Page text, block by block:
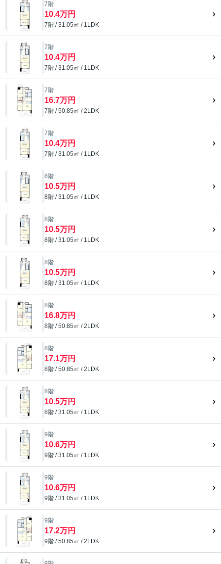
7階
10.4万円
7階 / 31.05㎡ / 1LDK
7階
10.4万円
7階 / 31.05㎡ / 1LDK
7階
16.7万円
7階 / 50.85㎡ / 2LDK
7階
10.4万円
7階 / 31.05㎡ / 1LDK
8階
10.5万円
8階 / 31.05㎡ / 1LDK
8階
10.5万円
8階 / 31.05㎡ / 1LDK
8階
10.5万円
8階 / 31.05㎡ / 1LDK
8階
16.8万円
8階 / 50.85㎡ / 2LDK
8階
17.1万円
8階 / 50.85㎡ / 2LDK
8階
10.5万円
8階 / 31.05㎡ / 1LDK
9階
10.6万円
9階 / 31.05㎡ / 1LDK
9階
10.6万円
9階 / 31.05㎡ / 1LDK
9階
17.2万円
9階 / 50.85㎡ / 2LDK